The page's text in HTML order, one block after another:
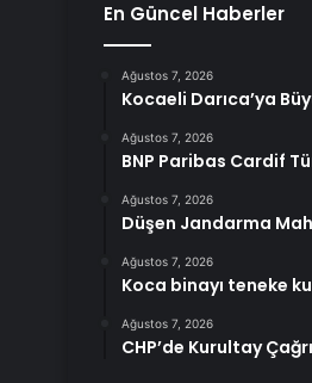
En Güncel Haberler
Ağustos 7, 2026
Kocaeli Darıca’ya
Ağustos 7, 2026
BNP Paribas Cardif
Ağustos 7, 2026
Düşen Jandarma
Ağustos 7, 2026
Koca binayı teneke
Ağustos 7, 2026
CHP’de Kurultay